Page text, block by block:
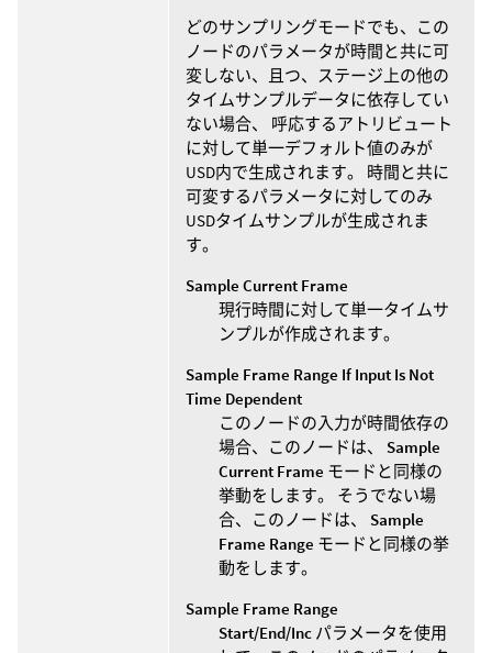
どのサンプリングモードでも、この
ノードのパラメータが時間と共に可
変しない、且つ、ステージ上の他の
タイムサンプルデータに依存してい
ない場合、 呼応するアトリビュート
に対して単一デフォルト値のみが
USD内で生成されます。 時間と共に
可変するパラメータに対してのみ
USDタイムサンプルが生成されま
す。
Sample Current Frame
現行時間に対して単一タイムサ
ンプルが作成されます。
Sample Frame Range If Input Is Not
Time Dependent
このノードの入力が時間依存の
場合、このノードは、 Sample
Current Frame モードと同様の
挙動をします。 そうでない場
合、このノードは、 Sample
Frame Range モードと同様の挙
動をします。
Sample Frame Range
Start/End/Inc パラメータを使用